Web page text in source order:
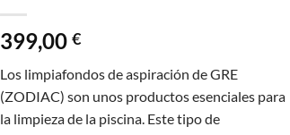
399,00 €
Los limpiafondos de aspiración de GRE
(ZODIAC) son unos productos esenciales para
la limpieza de la piscina. Este tipo de